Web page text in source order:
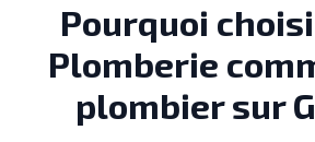
Pourquoi
Plomberie
plombier sur